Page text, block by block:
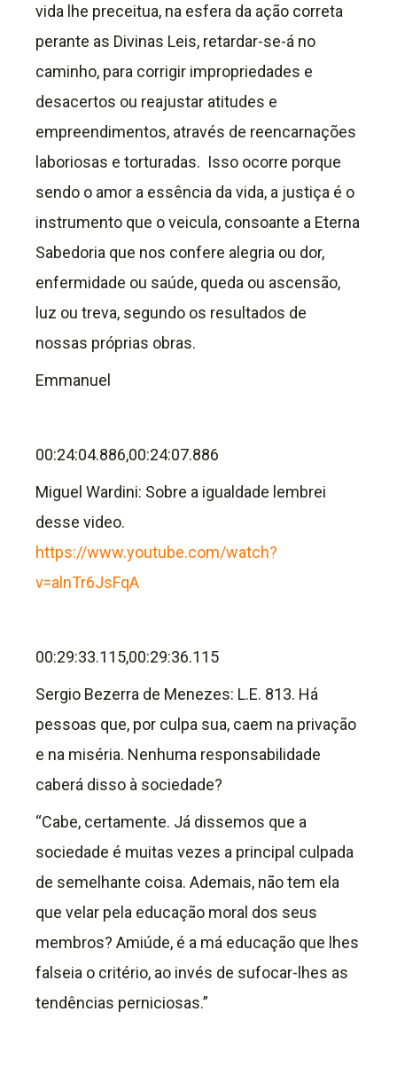
vida lhe preceitua, na esfera da ação correta
perante as Divinas Leis, retardar-se-á no
caminho, para corrigir impropriedades e
desacertos ou reajustar atitudes e
empreendimentos, através de reencarnações
laboriosas e torturadas. Isso ocorre porque
sendo o amor a essência da vida, a justiça é o
instrumento que o veicula, consoante a Eterna
Sabedoria que nos confere alegria ou dor,
enfermidade ou saúde, queda ou ascensão,
luz ou treva, segundo os resultados de
nossas próprias obras.
Emmanuel
00:24:04.886,00:24:07.886
Miguel Wardini: Sobre a igualdade lembrei
desse video.
https://www.youtube.com/watch?
v=alnTr6JsFqA
00:29:33.115,00:29:36.115
Sergio Bezerra de Menezes: L.E. 813. Há
pessoas que, por culpa sua, caem na privação
e na miséria. Nenhuma responsabilidade
caberá disso à sociedade?
“Cabe, certamente. Já dissemos que a
sociedade é muitas vezes a principal culpada
de semelhante coisa. Ademais, não tem ela
que velar pela educação moral dos seus
membros? Amiúde, é a má educação que lhes
falseia o critério, ao invés de sufocar-lhes as
tendências perniciosas.”